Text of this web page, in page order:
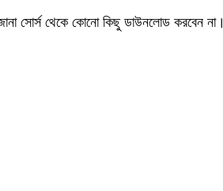
সোর্স থেকে কোনো কিছু ডাউনলোড করবেন না।